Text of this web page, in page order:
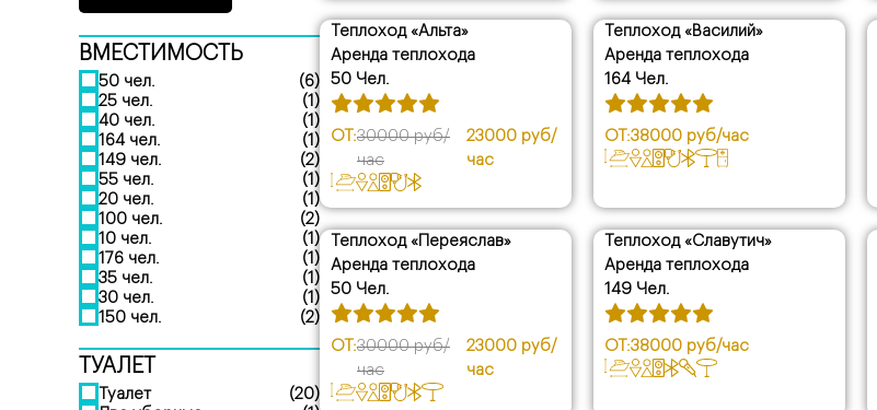
ВМЕСТИМОСТЬ
50 чел.
(6)
25 чел.
(1)
40 чел.
(1)
164 чел.
(1)
149 чел.
(2)
55 чел.
(1)
20 чел.
(1)
100 чел.
(2)
10 чел.
(1)
176 чел.
(1)
35 чел.
(1)
30 чел.
(1)
150 чел.
(2)
ТУАЛЕТ
Туалет
(20)
скидка
Теплоход «Альта»
Аренда теплохода
50 Чел.
ОТ:30000 руб/
час
23000 руб/
час
Теплоход «Василий»
Аренда теплохода
164 Чел.
ОТ:38000 руб/час
скидка
Теплоход «Переяслав»
Аренда теплохода
50 Чел.
ОТ:30000 руб/
час
23000 руб/
час
Теплоход «Славутич»
Аренда теплохода
149 Чел.
ОТ:38000 руб/час